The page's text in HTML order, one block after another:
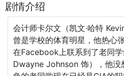
剧情介绍
会计师卡尔文（凯文·哈特
曾是学校的体育明星，他热心
在Facebook上联系到了老同学
Dwayne Johnson 饰），他没